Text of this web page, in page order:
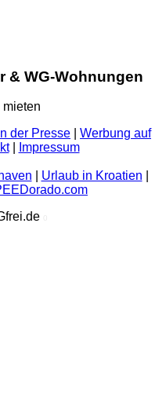
& WG-Wohnungen
In der Presse
Werbung auf
| Impressum
Urlaub in Kroatien